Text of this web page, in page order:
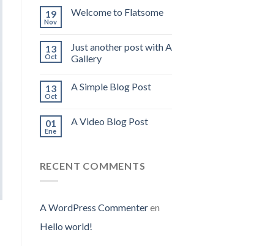
19
Nov
Welcome to Flatsome
13
Oct
Just another post with A
Gallery
13
Oct
A Simple Blog Post
01
Ene
A Video Blog Post
RECENT COMMENTS
A WordPress Commenteren
Hello world!